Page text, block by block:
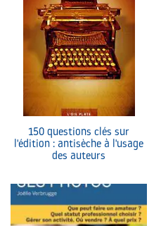
150 questions clés sur
l'édition : antisèche à l'usage
des auteurs